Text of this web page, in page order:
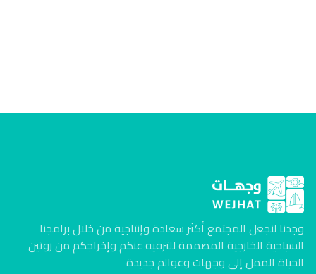
وجدنا لنجعل المجتمع أكثر سعادة وإنتاجية من خلال برامجنا
السياحية الخارجية المصممة للترفيه عنكم وإخراجكم من روتين
الحياة الممل إلى وجهات وعوالم جديدة